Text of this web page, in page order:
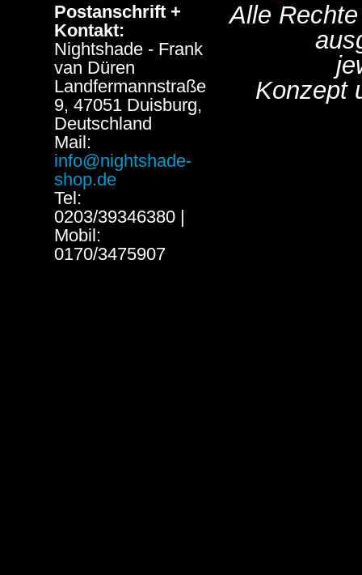
Postanschrift +
Kontakt:
Nightshade - Frank
van Düren
Landfermannstraße
9, 47051 Duisburg,
Deutschland
Mail:
info@nightshade-
shop.de
Tel:
0203/39346380 |
Mobil:
0170/3475907
Alle
Konzept